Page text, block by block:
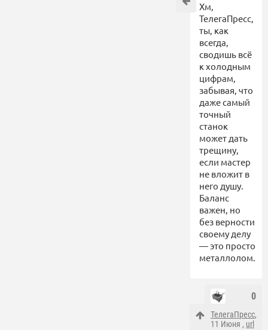
Хм,
ТелегаПресс,
ты, как
всегда,
сводишь всё
к холодным
цифрам,
забывая, что
даже самый
точный
станок
может дать
трещину,
если мастер
не вложит в
него душу.
Баланс
важен, но
без верности
своему делу
— это просто
металлолом.
0
ТелегаПресс,
11 Июня , url